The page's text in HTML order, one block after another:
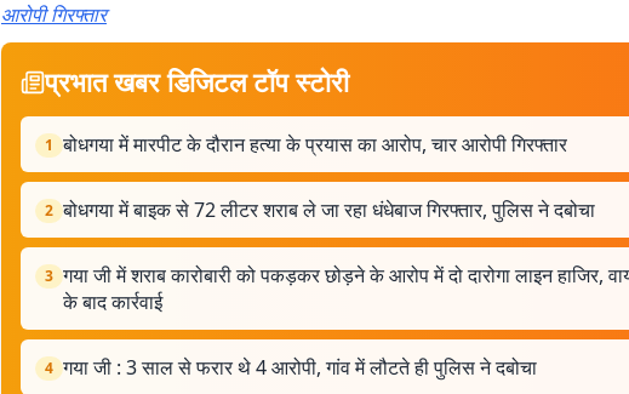
आरोपी गिरफ्तार
प्रभात खबर डिजिटल टॉप स्टोरी
1 बोधगया में मारपीट के दौरान हत्या के प्रयास का आरोप, चार आरोपी गिरफ्तार
2 बोधगया में बाइक से 72 लीटर शराब ले जा रहा धंधेबाज गिरफ्तार, पुलिस ने दबोचा
3 गया जी में शराब कारोबारी को पकड़कर छोड़ने के आरोप में दो दारोगा लाइन हाजिर,
के बाद कार्रवाई
4 गया जी : 3 साल से फरार थे 4 आरोपी, गांव में लौटते ही पुलिस ने दबोचा